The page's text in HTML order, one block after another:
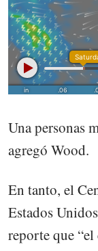
Una personas
agregó Wood.
En tanto, el
Estados
reporte que